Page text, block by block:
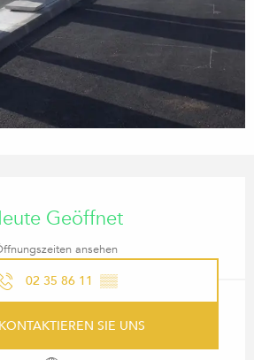
Geöffnet
ansehen
02 35 86 11 ▒▒
KONTAKTIEREN SIE UNS